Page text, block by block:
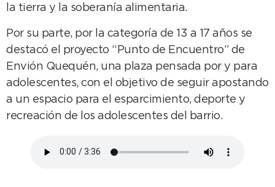
la tierra y la soberanía alimentaria.
Por su parte, por la categoría de 13 a 17 años se
destacó el proyecto “Punto de Encuentro” de
Envión Quequén, una plaza pensada por y para
adolescentes, con el objetivo de seguir apostando
a un espacio para el esparcimiento, deporte y
recreación de los adolescentes del barrio.